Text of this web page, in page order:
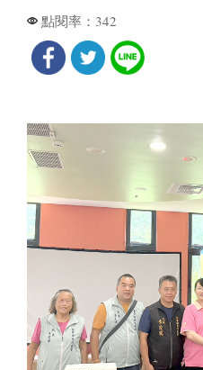
點閱率： 342